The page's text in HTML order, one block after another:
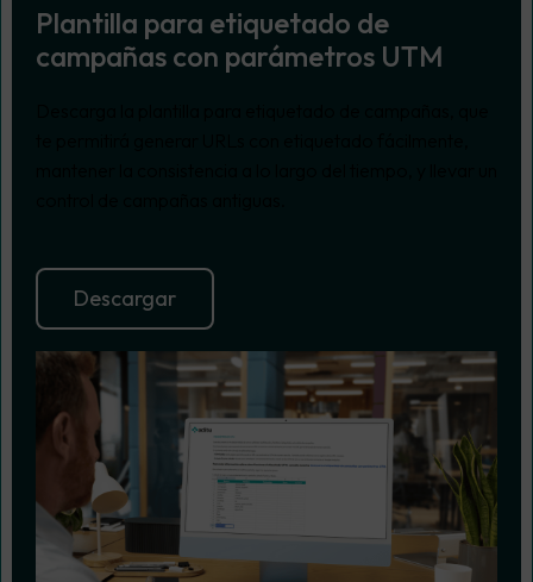
Plantilla para etiquetado de
campañas con parámetros UTM
Descargar